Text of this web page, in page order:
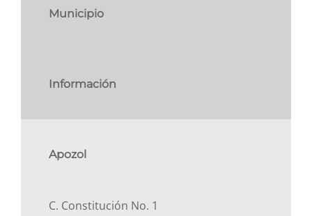
Comité Para la Igualdad
Municipio
Información
Apozol
C. Constitución No. 1